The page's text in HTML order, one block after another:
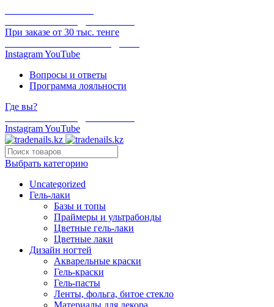
При заказе от 30 тыс. тенге
InstagramYouTube
Вопросы и ответы
Программа лояльности
Где вы?
InstagramYouTube
Выбрать категорию
Uncategorized
Гель-лаки
Базы и топы
Праймеры и ультрабонды
Цветные гель-лаки
Цветные лаки
Дизайн ногтей
Акварельные краски
Гель-краски
Гель-пасты
Ленты, фольга, битое стекло
Материалы для декора